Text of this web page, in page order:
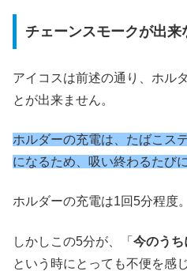
チェーンスモークが出来
アイコスは前述の通り、ホル
とが出来ません。
ホルダーの充電は、たばこス
になるため、吸い終わるたび
ホルダーの充電は1回5分程度。
しかしこの5分が、「 今のうち
という時にとっても不便を感